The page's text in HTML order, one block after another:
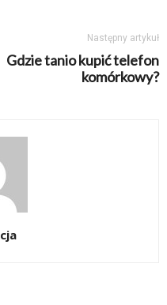
Następny artykuł
Gdzie tanio kupić telefon
komórkowy?